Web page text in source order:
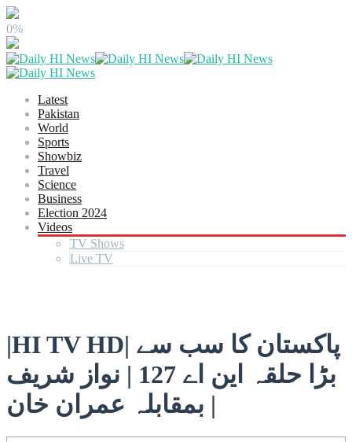
0%
Latest
Pakistan
World
Sports
Showbiz
Travel
Science
Business
Election 2024
Videos
TV Shows
Live TV
|HI TV HD| پاکستان کا سب سے
بڑا حلقہ این اے 127 | نواز شریف
بمقابلہ عمران خان |